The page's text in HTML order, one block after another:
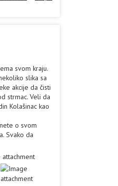
svom kraju.
slika sa
akcije da čisti
strmac. Veli da
Kolašinac kao
o svom
Svako da